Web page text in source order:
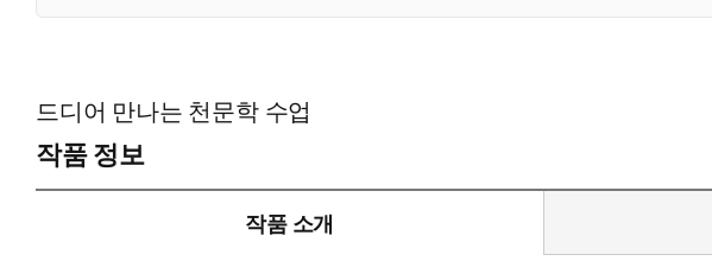
드디어 만나는 천문학 수업
작품 정보
작품 소개